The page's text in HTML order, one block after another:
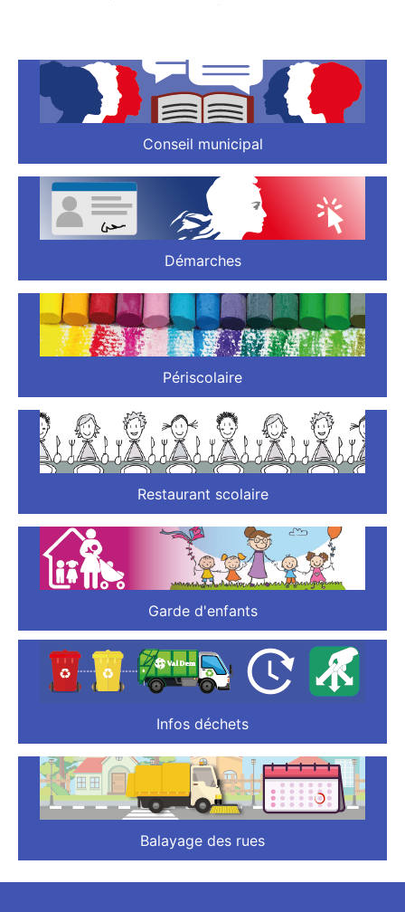
Conseil municipal
Démarches
Périscolaire
Restaurant scolaire
Garde d'enfants
Infos déchets
Balayage des rues